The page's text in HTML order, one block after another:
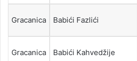
Gracanica Babići Fazlići
Gracanica Babići Kahvedžije